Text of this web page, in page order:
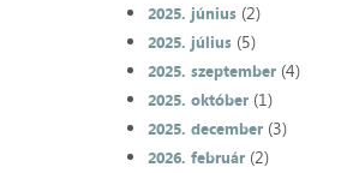
2025. június(2)
2025. július(5)
2025. szeptember(4)
2025. október(1)
2025. december(3)
2026. február(2)